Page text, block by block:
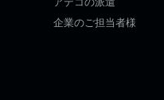
企業のご担当者様